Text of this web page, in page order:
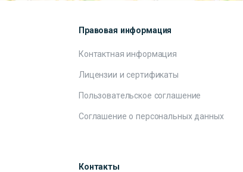
Правовая информация
Контактная информация
Лицензии и сертификаты
Пользовательское соглашение
Соглашение о персональных данных
Контакты